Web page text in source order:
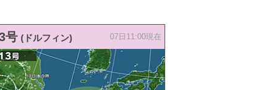
号 (ドルフィン) 07日11:00現在